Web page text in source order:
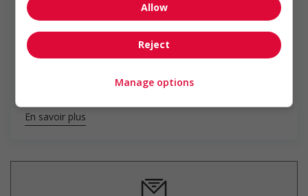
Services de Gestion Quantum Ltée
Depuis sa fondation à Montréal en 1968, Quantum a
acquis une renommée enviable et est devenue le
entreprises privées ou du domaine public. Notre mission
En savoir plus
Allow
Reject
Manage options